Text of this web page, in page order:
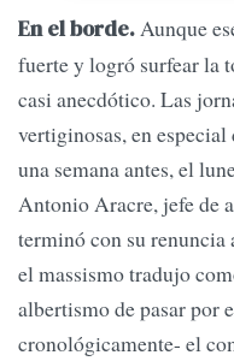
En el borde. Aunque
fuerte y logró surfear la
casi anecdótico. Las
vertiginosas, en
una semana antes, el
Antonio Aracre, jefe de
terminó con su renuncia
el massismo tradujo
albertismo de pasar por
cronológicamente- el